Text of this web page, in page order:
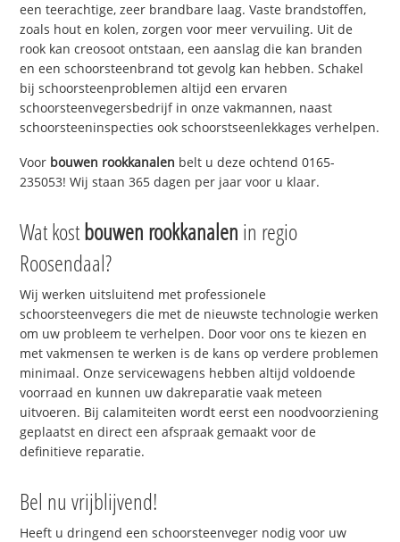
een teerachtige, zeer brandbare laag. Vaste brandstoffen,
zoals hout en kolen, zorgen voor meer vervuiling. Uit de
rook kan creosoot ontstaan, een aanslag die kan branden
en een schoorsteenbrand tot gevolg kan hebben. Schakel
bij schoorsteenproblemen altijd een ervaren
schoorsteenvegersbedrijf in onze vakmannen, naast
schoorsteeninspecties ook schoorstseenlekkages verhelpen.
Voor bouwen rookkanalen belt u deze ochtend 0165-
235053! Wij staan 365 dagen per jaar voor u klaar.
Wat kostbouwen rookkanalen in regio
Roosendaal?
Wij werken uitsluitend met professionele
schoorsteenvegers die met de nieuwste technologie werken
om uw probleem te verhelpen. Door voor ons te kiezen en
met vakmensen te werken is de kans op verdere problemen
minimaal. Onze servicewagens hebben altijd voldoende
voorraad en kunnen uw dakreparatie vaak meteen
uitvoeren. Bij calamiteiten wordt eerst een noodvoorziening
geplaatst en direct een afspraak gemaakt voor de
definitieve reparatie.
Bel nu vrijblijvend!
Heeft u dringend een schoorsteenveger nodig voor uw